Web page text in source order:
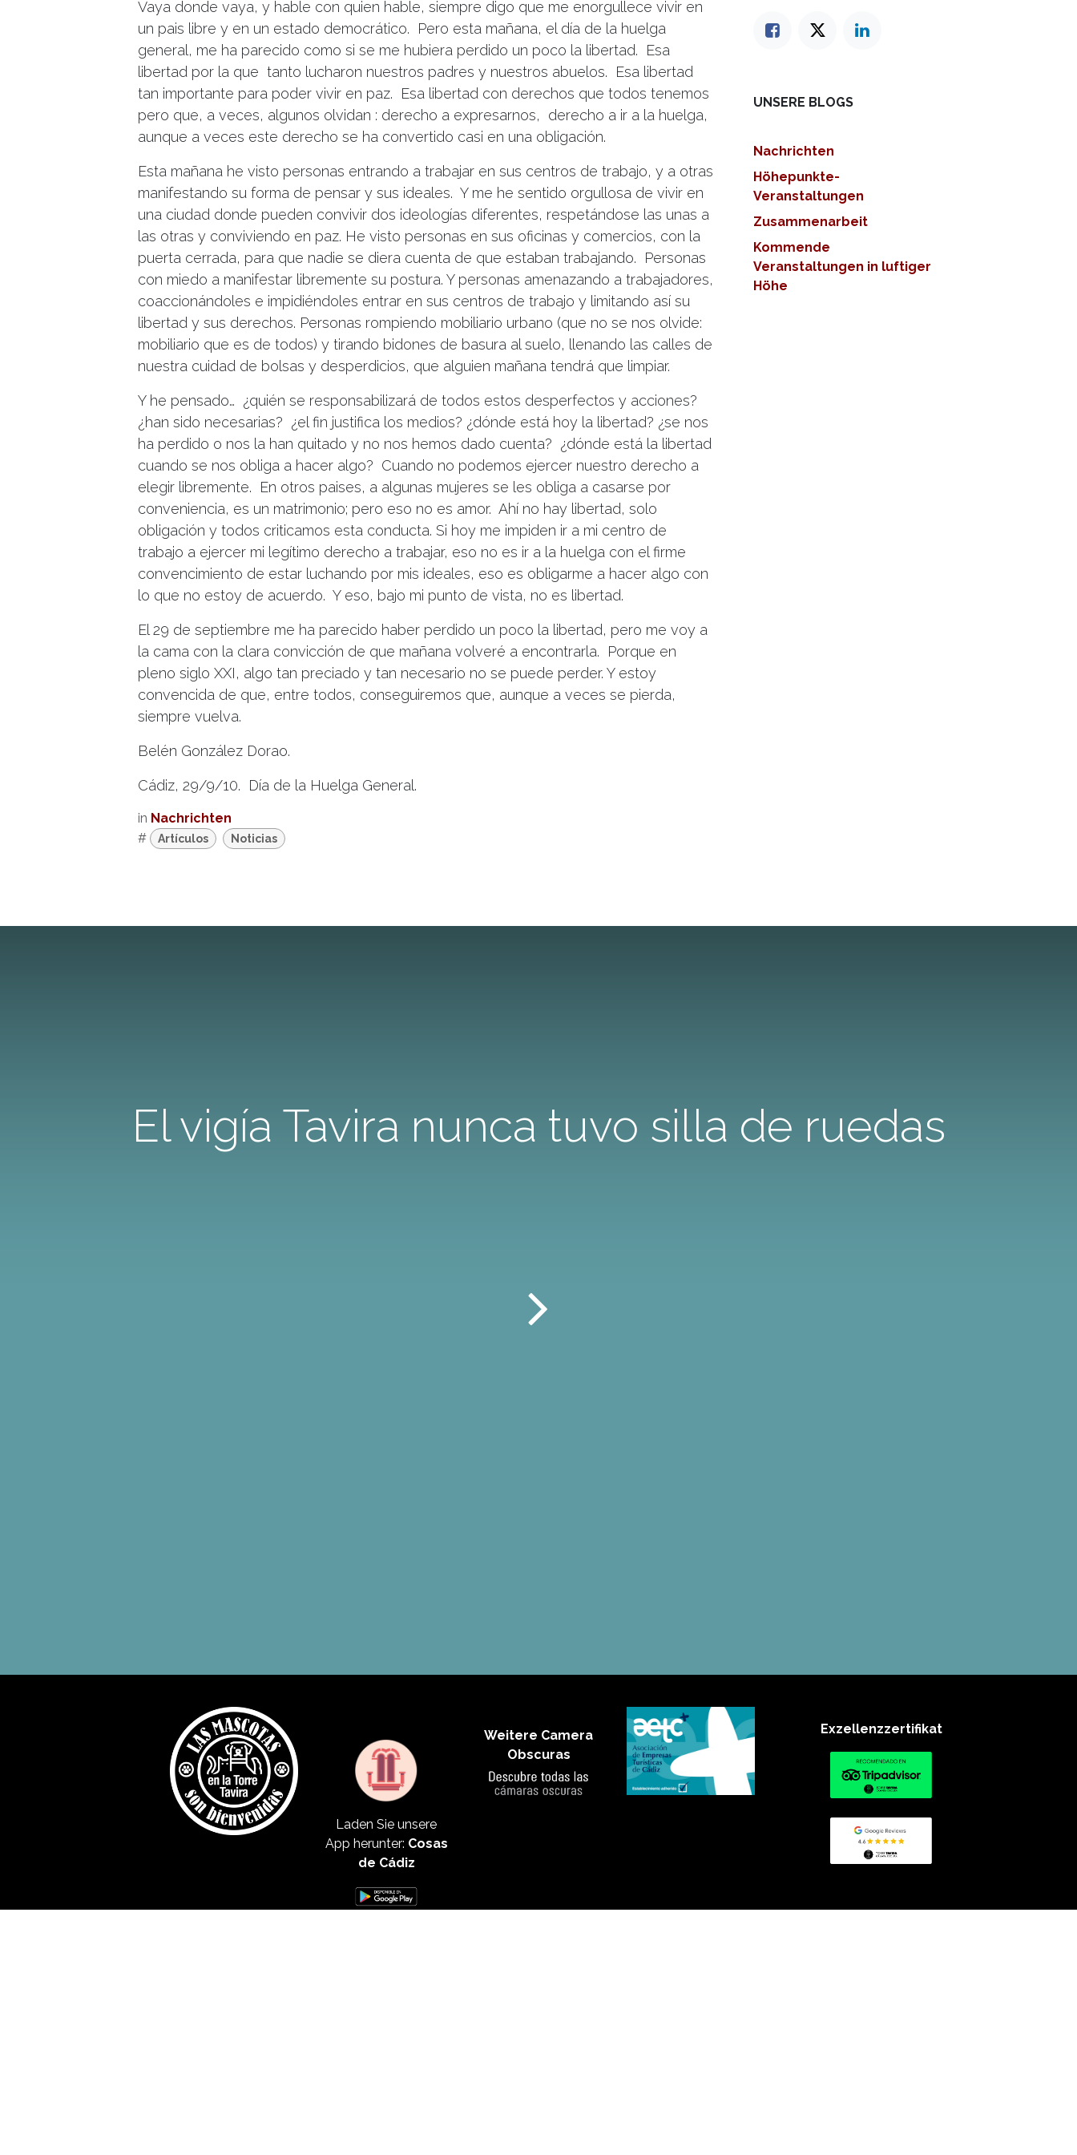
Vaya donde vaya, y hable con quien hable, siempre digo que me enorgullece vivir en
un pais libre y en un estado democrático. Pero esta mañana, el día de la huelga
general, me ha parecido como si se me hubiera perdido un poco la libertad. Esa
libertad por la que tanto lucharon nuestros padres y nuestros abuelos. Esa libertad
tan importante para poder vivir en paz. Esa libertad con derechos que todos tenemos
pero que, a veces, algunos olvidan : derecho a expresarnos, derecho a ir a la huelga,
aunque a veces este derecho se ha convertido casi en una obligación.
Esta mañana he visto personas entrando a trabajar en sus centros de trabajo, y a otras
manifestando su forma de pensar y sus ideales. Y me he sentido orgullosa de vivir en
una ciudad donde pueden convivir dos ideologías diferentes, respetándose las unas a
las otras y conviviendo en paz. He visto personas en sus oficinas y comercios, con la
puerta cerrada, para que nadie se diera cuenta de que estaban trabajando. Personas
con miedo a manifestar libremente su postura. Y personas amenazando a trabajadores,
coaccionándoles e impidiéndoles entrar en sus centros de trabajo y limitando así su
libertad y sus derechos. Personas rompiendo mobiliario urbano (que no se nos olvide:
mobiliario que es de todos) y tirando bidones de basura al suelo, llenando las calles de
nuestra cuidad de bolsas y desperdicios, que alguien mañana tendrá que limpiar.
Y he pensado… ¿quién se responsabilizará de todos estos desperfectos y acciones?
¿han sido necesarias? ¿el fin justifica los medios? ¿dónde está hoy la libertad? ¿se nos
ha perdido o nos la han quitado y no nos hemos dado cuenta? ¿dónde está la libertad
cuando se nos obliga a hacer algo? Cuando no podemos ejercer nuestro derecho a
elegir libremente. En otros paises, a algunas mujeres se les obliga a casarse por
conveniencia, es un matrimonio; pero eso no es amor. Ahí no hay libertad, solo
obligación y todos criticamos esta conducta. Si hoy me impiden ir a mi centro de
trabajo a ejercer mi legítimo derecho a trabajar, eso no es ir a la huelga con el firme
convencimiento de estar luchando por mis ideales, eso es obligarme a hacer algo con
lo que no estoy de acuerdo. Y eso, bajo mi punto de vista, no es libertad.
El 29 de septiembre me ha parecido haber perdido un poco la libertad, pero me voy a
la cama con la clara convicción de que mañana volveré a encontrarla. Porque en
pleno siglo XXI, algo tan preciado y tan necesario no se puede perder. Y estoy
convencida de que, entre todos, conseguiremos que, aunque a veces se pierda,
siempre vuelva.
Belén González Dorao.
Cádiz, 29/9/10. Día de la Huelga General.
in Nachrichten
#
Artículos Noticias
UNSERE BLOGS
Nachrichten
Höhepunkte-
Veranstaltungen
Zusammenarbeit
Kommende
Veranstaltungen in luftiger
Höhe
El vigía Tavira nunca tuvo silla de ruedas
Laden Sie unsere
App herunter: Cosas
de Cádiz
Weitere Camera
Obscuras
Exzellenzzertifikat​